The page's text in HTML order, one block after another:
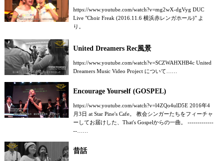
https://www.youtube.com/watch?v=mg2wX-dgVyg DUC
Live "Choir Freak (2016.11.6 横浜赤レンガホール)" よ
り。
United Dreamers Rec風景
https://www.youtube.com/watch?v=SCZWAHXHB4c United
Dreamers Music Video Project について……
Encourage Yourself (GOSPEL)
https://www.youtube.com/watch?v=l4ZQo4ulD5E 2016年4
月3日 at Star Pine's Cafe。 教会シンガーたちをフィーチャ
ーしてお届けした、That's Gospelからの一曲。 -------------
--……
昔話